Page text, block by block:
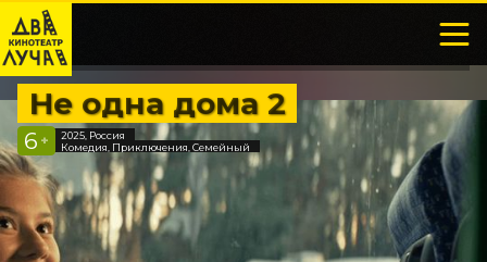
Не одна дома 2
6 +
2025, Россия
Комедия, Приключения, Семейный